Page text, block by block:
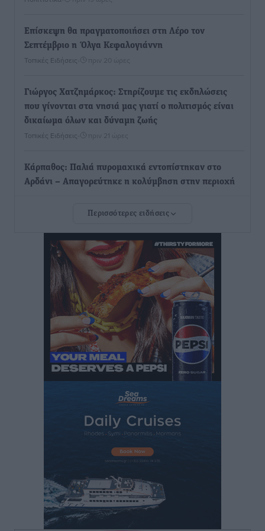
Επίσκεψη θα πραγματοποιήσει στη Λέρο τον
Σεπτέμβριο η Όλγα Κεφαλογιάννη
Τοπικές Ειδήσεις πριν 20 ώρες
Γιώργος Χατζημάρκος: Στηρίζουμε τις εκδηλώσεις
που γίνονται στα νησιά μας γιατί ο πολιτισμός είναι
δικαίωμα όλων και δύναμη ζωής
Τοπικές Ειδήσεις πριν 21 ώρες
Κάρπαθος: Παλιά πυρομαχικά εντοπίστηκαν στο
Αρδάνι – Απαγορεύτηκε η κολύμβηση στην περιοχή
εφησυχασμού» – Σε πλήρη ετοιμότητα ο μηχανισμός
• πριν 22 ώρες
Καιρός: Επιμένουν οι υψηλές θερμοκρασίες – Ισχυρά
μελτέμια έως 9 μποφόρ, σε «Red Code» 6 περιοχές
Τοπικές Ειδήσεις• πριν 22 ώρες
Τα φοιτητικά ενοίκια «τινάζουν στον αέρα» τους
οικογενειακούς προϋπολογισμούς
Ειδήσεις• πριν 22 ώρες
Δυνάμεις στη νήσο Ρω
34.000 αναχωρούν σήμερα μόνο από τον Πειραιά
Ειδήσεις• πριν 23 ώρες
Περισσότερες ειδήσεις